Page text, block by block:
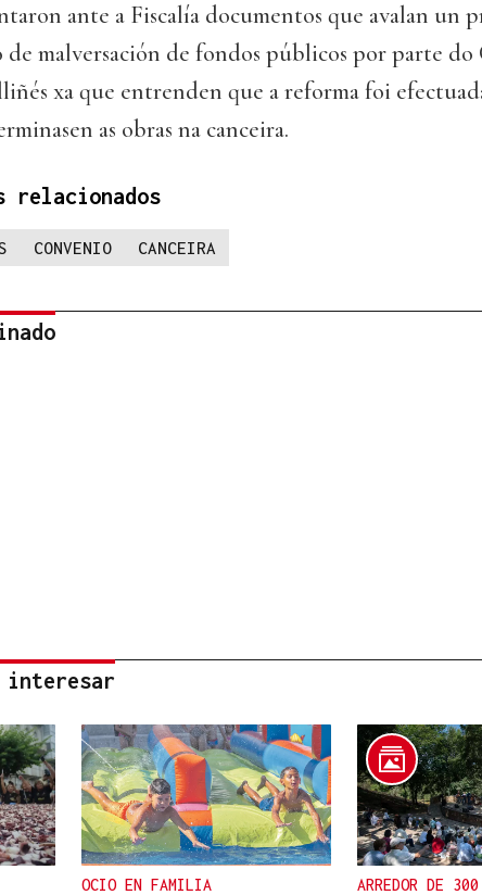
ante a Fiscalía documentos que avalan un
malversación de fondos públicos por parte do
xa que entrenden que a reforma foi
as obras na canceira.
relacionados
CONVENIO CANCEIRA
interesar
OCIO EN FAMILIA ARREDOR DE 300